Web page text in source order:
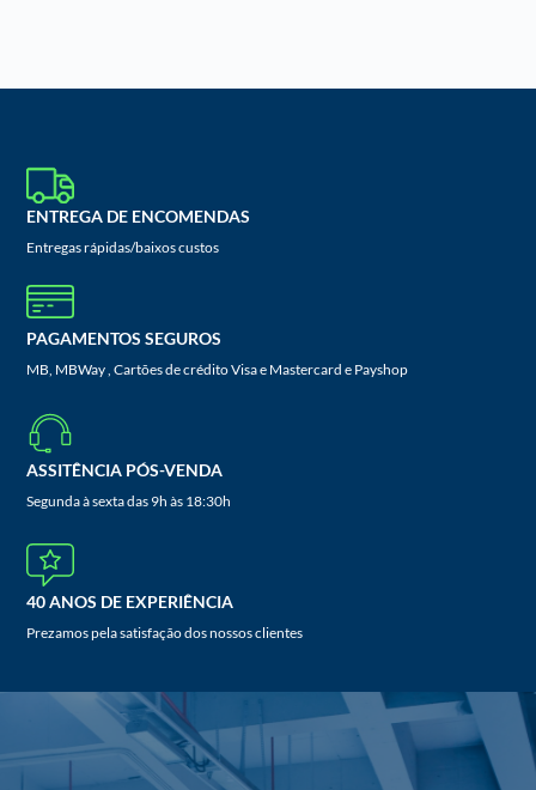
ENTREGA DE ENCOMENDAS
Entregas rápidas/baixos custos
PAGAMENTOS SEGUROS
MB, MBWay , Cartões de crédito Visa e Mastercard e Payshop
ASSITÊNCIA PÓS-VENDA
Segunda à sexta das 9h às 18:30h
40 ANOS DE EXPERIÊNCIA
Prezamos pela satisfação dos nossos clientes